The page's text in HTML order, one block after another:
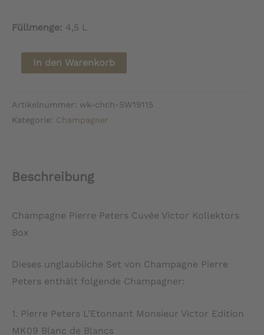
Füllmenge: 4,5 L
Champagne
Pierre
Cuvée
Victor
Menge
In den Warenkorb
Artikelnummer: wk-chch-SW19115
Kategorie: Champagner
Beschreibung
Champagne Pierre Peters Cuvée Victor Kollektors
Box
Dieses unglaubliche Set von Champagne Pierre
Peters enthält folgende Champagner:
1. Pierre Peters L’Etonnant Monsieur Victor Edition
MK09 Blanc de Blancs